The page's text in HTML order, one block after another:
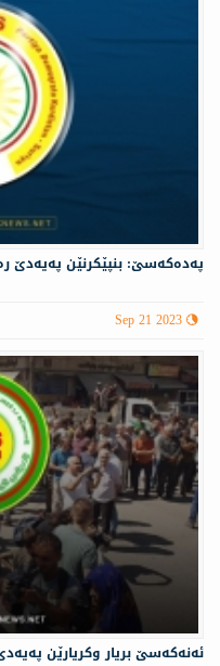
پەدەكەسێ: بنپێكرنێن پەیەدێ
Sep 21 2023
ئەنەكەسێ بریار وكریارێن